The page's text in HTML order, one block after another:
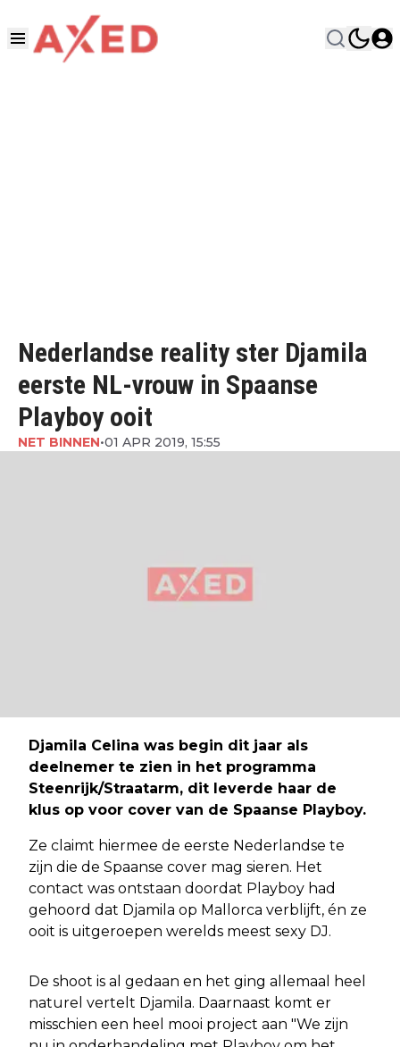
Nederlandse reality ster Djamila
eerste NL-vrouw in Spaanse
Playboy ooit
NET BINNEN•01 APR 2019, 15:55
Djamila Celina was begin dit jaar als
deelnemer te zien in het programma
Steenrijk/Straatarm, dit leverde haar de
klus op voor cover van de Spaanse Playboy.
Ze claimt hiermee de eerste Nederlandse te
zijn die de Spaanse cover mag sieren. Het
contact was ontstaan doordat Playboy had
gehoord dat Djamila op Mallorca verblijft, én ze
ooit is uitgeroepen werelds meest sexy DJ.
De shoot is al gedaan en het ging allemaal heel
naturel vertelt Djamila. Daarnaast komt er
misschien een heel mooi project aan "We zijn